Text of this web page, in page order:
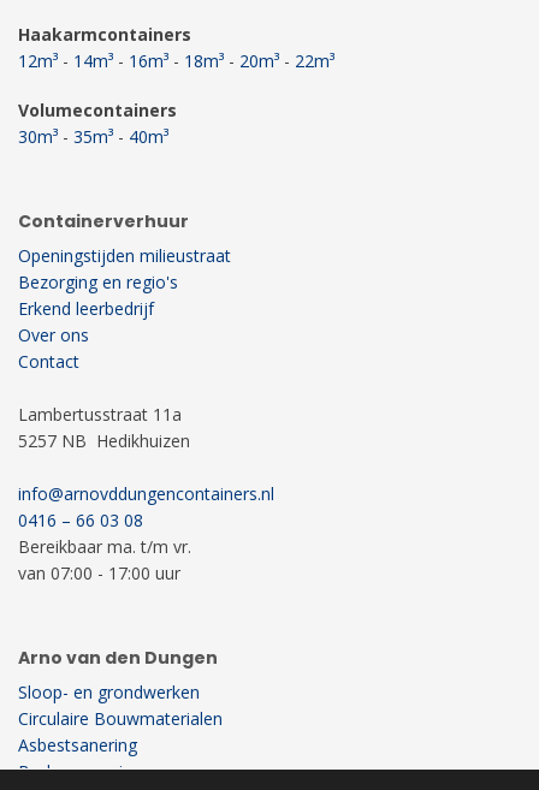
Haakarmcontainers
12m³ - 14m³ - 16m³ - 18m³ - 20m³ - 22m³
Volumecontainers
30m³ - 35m³ - 40m³
Containerverhuur
Openingstijden milieustraat
Bezorging en regio's
Erkend leerbedrijf
Over ons
Contact
Lambertusstraat 11a
5257 NB Hedikhuizen
info@arnovddungencontainers.nl
0416 – 66 03 08
Bereikbaar ma. t/m vr.
van 07:00 - 17:00 uur
Arno van den Dungen
Sloop- en grondwerken
Circulaire Bouwmaterialen
Asbestsanering
Bodemsanering